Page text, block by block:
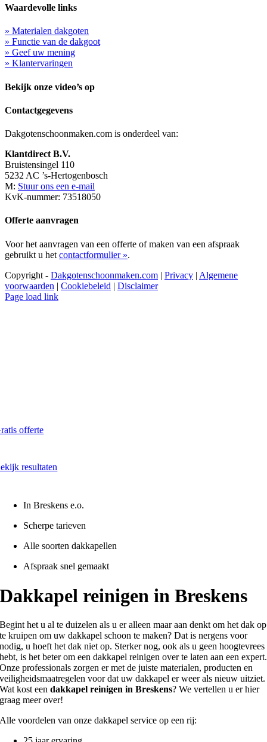
Waardevolle links
» Materialen dakgoten
» Functie van de dakgoot
» Geef uw mening
» Klantervaringen
Bekijk onze video’s op
Contactgegevens
Dakgotenschoonmaken.com is onderdeel van:
Klantdirect B.V.
Bruistensingel 110
5232 AC ’s-Hertogenbosch
M: Stuur ons een e-mail
KvK-nummer: 73518050
Offerte aanvragen
Voor het aanvragen van een offerte of maken van een afspraak
gebruikt u het contactformulier ».
Copyright - Dakgotenschoonmaken.com | Privacy | Algemene
voorwaarden | Cookiebeleid | Disclaimer
Page load link
offerte
resultaten
In Breskens e.o.
Scherpe tarieven
Alle soorten dakkapellen
Afspraak snel gemaakt
Dakkapel reinigen in Breskens
Begint het u al te duizelen als u er alleen maar aan denkt om het dak op
te kruipen om uw dakkapel schoon te maken? Dat is nergens voor
nodig, u hoeft het dak niet op. Sterker nog, ook als u geen hoogtevrees
hebt, is het beter om een dakkapel reinigen over te laten aan een expert.
Onze professionals zorgen er met de juiste materialen, producten en
veiligheidsmaatregelen voor dat uw dakkapel er weer als nieuw uitziet.
Wat kost eendakkapel reinigen in Breskens? We vertellen u er hier
graag meer over!
Alle voordelen van onze dakkapel service op een rij: